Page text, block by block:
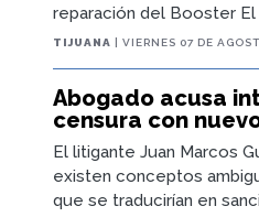
reparación del Booster El
TIJUANA | VIERNES 07 DE
Abogado acusa
censura con
El litigante Juan Marcos
existen conceptos
que se traducirían en